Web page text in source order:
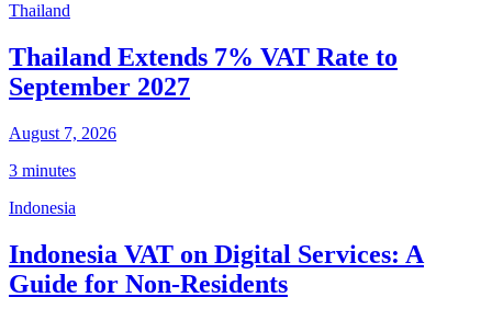
Thailand
Thailand Extends 7% VAT Rate to
September 2027
August 7, 2026
3 minutes
Indonesia
Indonesia VAT on Digital Services: A
Guide for Non-Residents